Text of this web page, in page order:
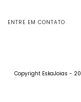
ENTRE EM CONTATO
Copyright EskaJoias -